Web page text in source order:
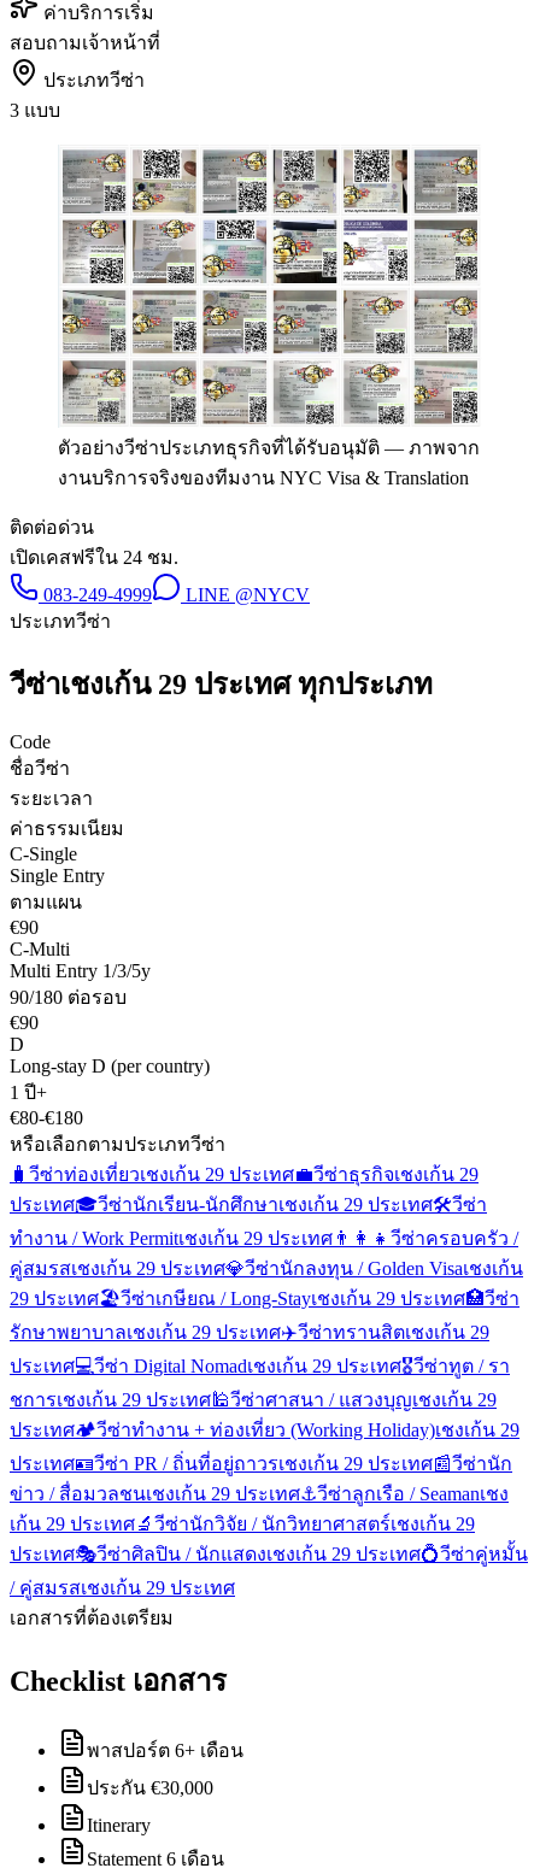
ค่าบริการเริ่ม
สอบถามเจ้าหน้าที่
ประเภทวีซ่า
3 แบบ
ตัวอย่างวีซ่าประเภทธุรกิจที่ได้รับอนุมัติ — ภาพจาก
งานบริการจริงของทีมงาน NYC Visa & Translation
ติดต่อด่วน
เปิดเคสฟรีใน 24 ชม.
083-249-4999
LINE @NYCV
ประเภทวีซ่า
วีซ่าเชงเก้น 29 ประเทศ ทุกประเภท
Code
ชื่อวีซ่า
ระยะเวลา
ค่าธรรมเนียม
C-Single
Single Entry
ตามแผน
€90
C-Multi
Multi Entry 1/3/5y
90/180 ต่อรอบ
€90
D
Long-stay D (per country)
1 ปี+
€80-€180
หรือเลือกตามประเภทวีซ่า
🧳 วีซ่าท่องเที่ยวเชงเก้น 29 ประเทศ💼วีซ่าธุรกิจเชงเก้น 29
ประเทศ🎓วีซ่านักเรียน-นักศึกษาเชงเก้น 29 ประเทศ🛠️วีซ่า
ทำงาน / Work Permitเชงเก้น 29 ประเทศ 👨‍👩‍👧 วีซ่าครอบครัว /
คู่สมรสเชงเก้น 29 ประเทศ💎วีซ่านักลงทุน / Golden Visaเชงเก้น
29 ประเทศ🏖️วีซ่าเกษียณ / Long-Stayเชงเก้น 29 ประเทศ🏥วีซ่า
รักษาพยาบาลเชงเก้น 29 ประเทศ✈️วีซ่าทรานสิตเชงเก้น 29
ประเทศ💻วีซ่า Digital Nomadเชงเก้น 29 ประเทศ🎖️วีซ่าทูต / รา
ชการเชงเก้น 29 ประเทศ🕌วีซ่าศาสนา / แสวงบุญเชงเก้น 29
ประเทศ🏕️วีซ่าทำงาน + ท่องเที่ยว (Working Holiday)เชงเก้น 29
ประเทศ🪪วีซ่า PR / ถิ่นที่อยู่ถาวรเชงเก้น 29 ประเทศ📰วีซ่านัก
ข่าว / สื่อมวลชนเชงเก้น 29 ประเทศ⚓วีซ่าลูกเรือ / Seamanเชง
เก้น 29 ประเทศ🔬 วีซ่านักวิจัย / นักวิทยาศาสตร์เชงเก้น 29
ประเทศ🎭วีซ่าศิลปิน / นักแสดงเชงเก้น 29 ประเทศ💍วีซ่าคู่หมั้น
/ คู่สมรสเชงเก้น 29 ประเทศ
เอกสารที่ต้องเตรียม
Checklist เอกสาร
พาสปอร์ต 6+ เดือน
ประกัน €30,000
Itinerary
Statement 6 เดือน